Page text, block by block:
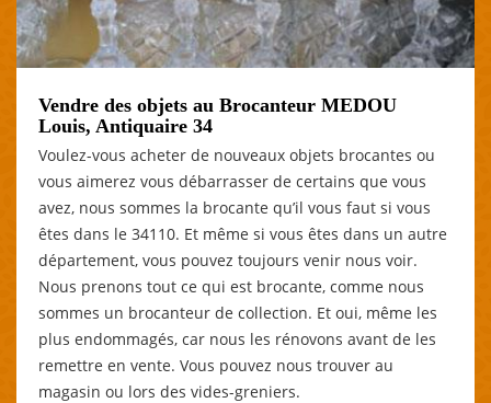
Vendre des objets au Brocanteur MEDOU
Louis, Antiquaire 34
Voulez-vous acheter de nouveaux objets brocantes ou
vous aimerez vous débarrasser de certains que vous
avez, nous sommes la brocante qu’il vous faut si vous
êtes dans le 34110. Et même si vous êtes dans un autre
département, vous pouvez toujours venir nous voir.
Nous prenons tout ce qui est brocante, comme nous
sommes un brocanteur de collection. Et oui, même les
plus endommagés, car nous les rénovons avant de les
remettre en vente. Vous pouvez nous trouver au
magasin ou lors des vides-greniers.